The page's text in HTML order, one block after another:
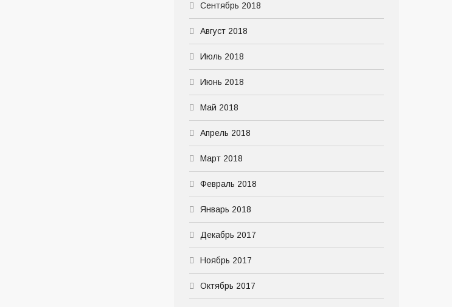
Сентябрь 2018
Август 2018
Июль 2018
Июнь 2018
Май 2018
Апрель 2018
Март 2018
Февраль 2018
Январь 2018
Декабрь 2017
Ноябрь 2017
Октябрь 2017